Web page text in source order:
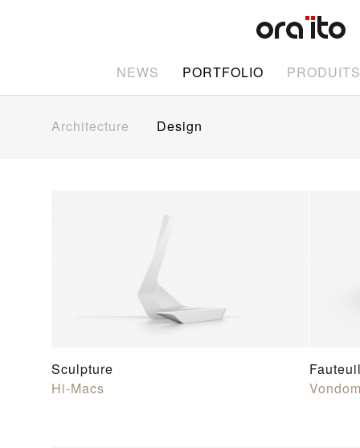
NEWS PORTFOLIO PRODUITS
Architecture Design
Sculpture
Hi-Macs